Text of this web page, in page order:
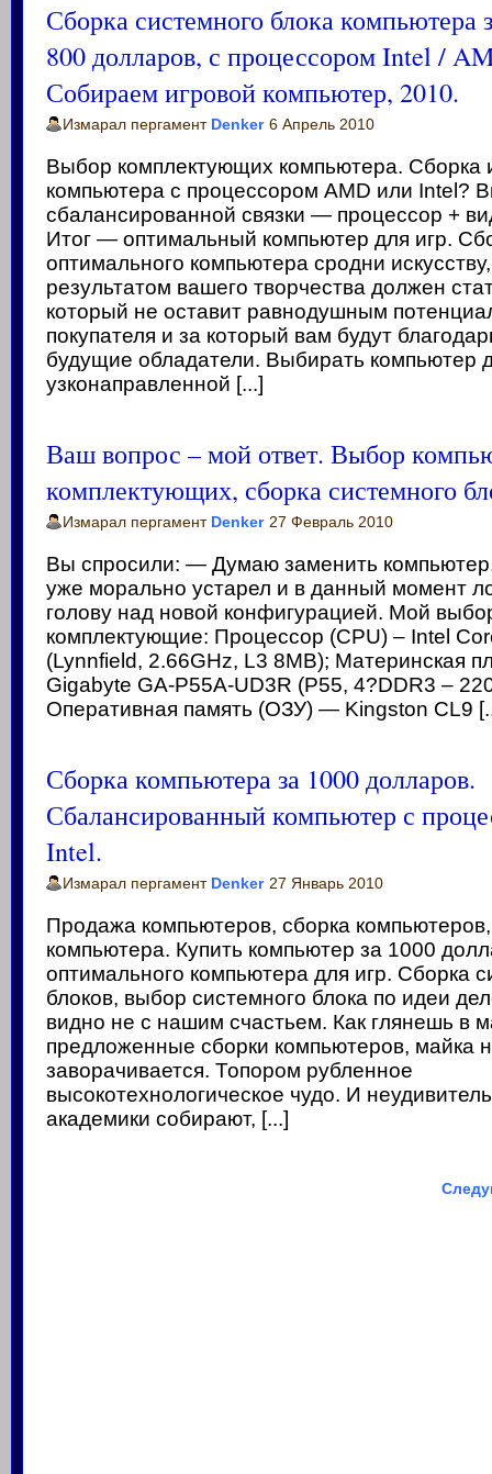
Сборка системного блока компьютера
800 долларов, с процессором Intel /
Собираем игровой компьютер, 2010.
Измарал пергамент Denker 6 Апрель 2010
Выбор комплектующих компьютера. Сборка
компьютера с процессором AMD или Intel?
сбалансированной связки — процессор +
Итог — оптимальный компьютер для игр.
оптимального компьютера сродни
результатом вашего творчества должен
который не оставит равнодушным
покупателя и за который вам будут
будущие обладатели. Выбирать компьютер
узконаправленной [...]
Ваш вопрос – мой ответ. Выбор
комплектующих, сборка системного
Измарал пергамент Denker 27 Февраль 2010
Вы спросили: — Думаю заменить компьютер,
уже морально устарел и в данный момент
голову над новой конфигурацией. Мой
комплектующие: Процессор (CPU) – Intel
(Lynnfield, 2.66GHz, L3 8MB); Материнская
Gigabyte GA-P55A-UD3R (P55, 4?DDR3 –
Оперативная память (ОЗУ) — Kingston CL9
Сборка компьютера за 1000 долларов.
Сбалансированный компьютер с
Intel.
Измарал пергамент Denker 27 Январь 2010
Продажа компьютеров, сборка
компьютера. Купить компьютер за 1000
оптимального компьютера для игр. Сборка
блоков, выбор системного блока по идеи
видно не с нашим счастьем. Как глянешь в
предложенные сборки компьютеров, майка
заворачивается. Топором рубленное
высокотехнологическое чудо. И
академики собирают, [...]